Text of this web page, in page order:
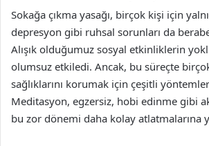
Sokağa çıkma yasağı, birçok kişi için
depresyon gibi ruhsal sorunları da
Alışık olduğumuz sosyal etkinliklerin
olumsuz etkiledi. Ancak, bu süreçte
sağlıklarını korumak için çeşitli
Meditasyon, egzersiz, hobi edinme gibi
bu zor dönemi daha kolay atlatmalarına